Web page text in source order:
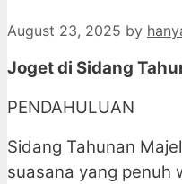
August 23, 2025 by
Joget di Sidang
PENDAHULUAN
Sidang Tahunan
suasana yang penuh